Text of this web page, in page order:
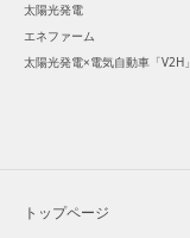
太陽光発電
エネファーム
太陽光発電×電気自動車「V2H」
トップページ